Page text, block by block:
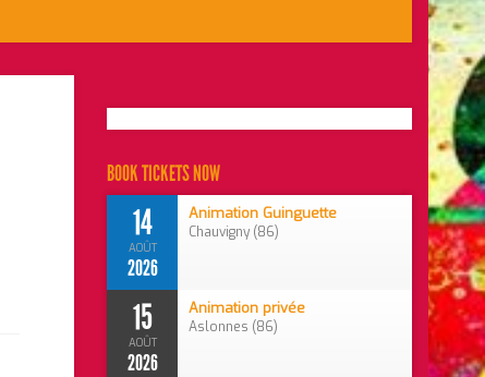
BOOK TICKETS NOW
14
AOÛT
2026
Animation Guinguette
Chauvigny (86)
15
AOÛT
2026
Animation privée
Aslonnes (86)